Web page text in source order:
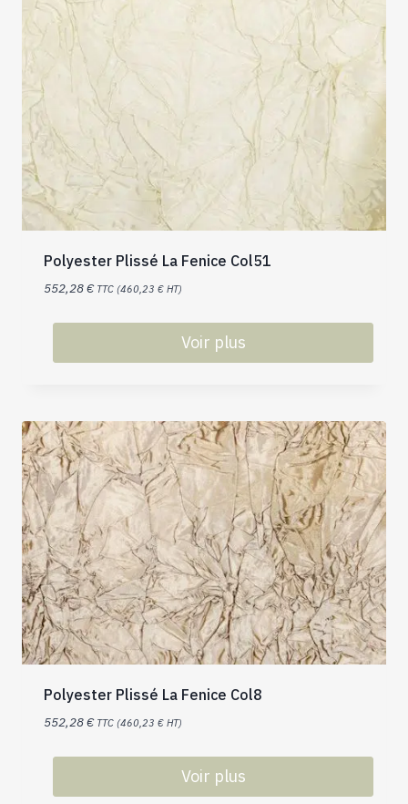
Polyester Plissé La Fenice Col51
552,28€ TTC (460,23 € HT)
Voir plus
Polyester Plissé La Fenice Col8
552,28€ TTC (460,23 € HT)
Voir plus